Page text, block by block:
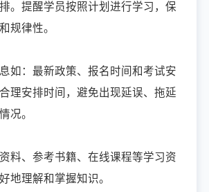
。提醒学员按照计划进行学习，保
规律性。
如：最新政策、报名时间和考试安
理安排时间，避免出现延误、拖延
况。
料、参考书籍、在线课程等学习资
地理解和掌握知识。